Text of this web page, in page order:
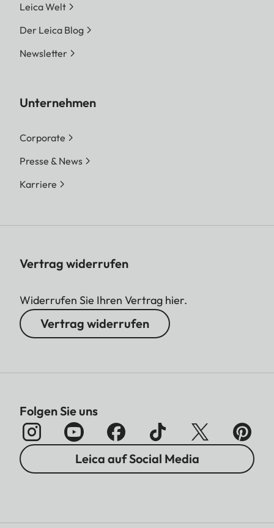
Leica Welt
Der Leica Blog
Newsletter
Unternehmen
Corporate
Presse & News
Karriere
Vertrag widerrufen
Widerrufen Sie Ihren Vertrag hier.
Vertrag widerrufen
Folgen Sie uns
Leica auf Social Media